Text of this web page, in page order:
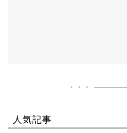
人気記事